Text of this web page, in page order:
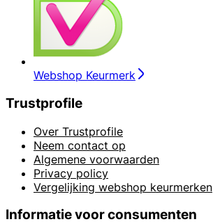
Webshop Keurmerk
Trustprofile
Over Trustprofile
Neem contact op
Algemene voorwaarden
Privacy policy
Vergelijking webshop keurmerken
Informatie voor consumenten